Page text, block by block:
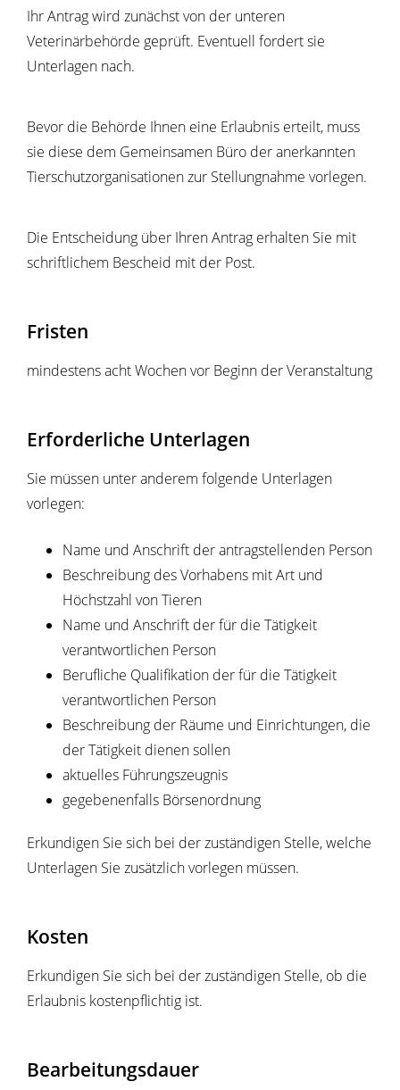
Ihr Antrag wird zunächst von der unteren
Veterinärbehörde geprüft. Eventuell fordert sie
Unterlagen nach.
Bevor die Behörde Ihnen eine Erlaubnis erteilt, muss
sie diese dem Gemeinsamen Büro der anerkannten
Tierschutzorganisationen zur Stellungnahme vorlegen.
Die Entscheidung über Ihren Antrag erhalten Sie mit
schriftlichem Bescheid mit der Post.
Fristen
mindestens acht Wochen vor Beginn der Veranstaltung
Erforderliche Unterlagen
Sie müssen unter anderem folgende Unterlagen
vorlegen:
Name und Anschrift der antragstellenden Person
Beschreibung des Vorhabens mit Art und
Höchstzahl von Tieren
Name und Anschrift der für die Tätigkeit
verantwortlichen Person
Berufliche Qualifikation der für die Tätigkeit
verantwortlichen Person
Beschreibung der Räume und Einrichtungen, die
der Tätigkeit dienen sollen
aktuelles Führungszeugnis
gegebenenfalls Börsenordnung
Erkundigen Sie sich bei der zuständigen Stelle, welche
Unterlagen Sie zusätzlich vorlegen müssen.
Kosten
Erkundigen Sie sich bei der zuständigen Stelle, ob die
Erlaubnis kostenpflichtig ist.
Bearbeitungsdauer